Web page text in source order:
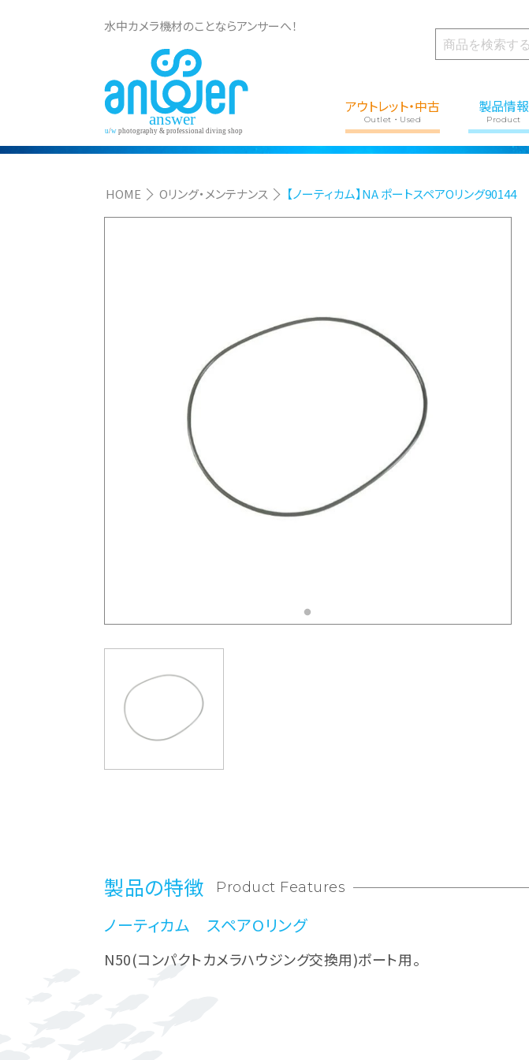
水中カメラ機材のことならアンサーへ！
アウトレット・中古
Outlet・Used
製品情報
Product
HOME Oリング・メンテナンス 【ノーティカム】NA ポートスペアOリング90144
製品の特徴 Product Features
ノーティカム スペアOリング
N50(コンパクトカメラハウジング交換用)ポート用。